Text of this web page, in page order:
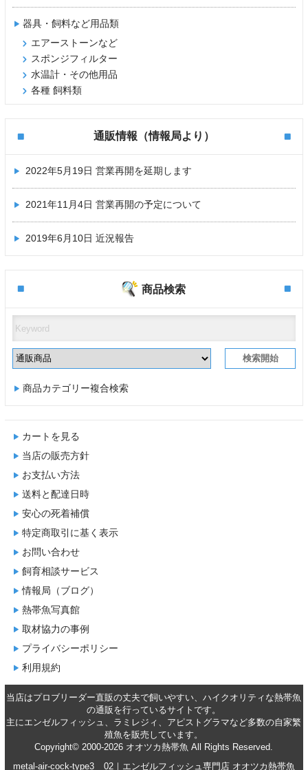
器具・飼料など用品類
エアーストーンなど
スポンジフィルター
水温計・その他用品
各種 飼料類
通販情報（情報局より）
2022年5月19日 営業再開を延期します
2021年11月4日 営業再開の予定について
2019年6月10日 近況報告
商品検索
商品カテゴリー複合検索
カートを見る
当店の販売方針
お支払い方法
送料と配達日時
安心の死着補償
特定商取引に基く表示
お問い合わせ
飼育相談サービス
情報局（ブログ）
熱帯魚写真館
取材協力の事例
プライバシーポリシー
利用規約
当店はプロブリーダー直販の丈夫で飼いやすい、ハイクオリティな熱帯魚
の通販 を行っているサイトです。
主にエンゼルフィッシュ 、 ラミレジィ 、 アピストグラマなど多数の自家繁
殖魚を販売 しています。
Copyright© 2000-2026 オオツカ熱帯魚 All Rights Reserved.
metal-air-cock-type3__02｜エンゼルフィッシュ専門店 オオツカ熱帯魚